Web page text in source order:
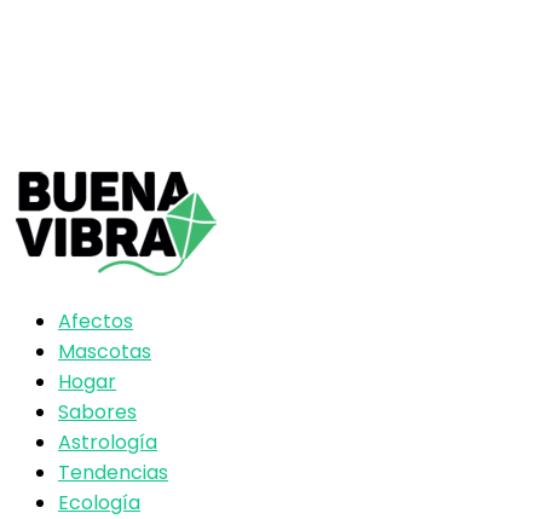
Afectos
Mascotas
Hogar
Sabores
Astrología
Tendencias
Ecología